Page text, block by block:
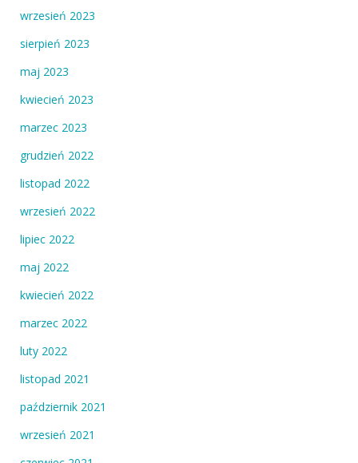
wrzesień 2023
sierpień 2023
maj 2023
kwiecień 2023
marzec 2023
grudzień 2022
listopad 2022
wrzesień 2022
lipiec 2022
maj 2022
kwiecień 2022
marzec 2022
luty 2022
listopad 2021
październik 2021
wrzesień 2021